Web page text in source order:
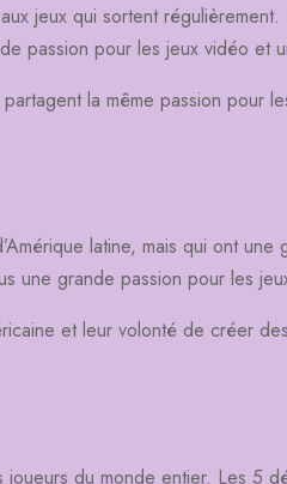
jeux qui sortent
passion pour les jeux vidéo et
la même passion pour
latine, mais qui ont
une grande passion pour les
et leur volonté de créer
du monde entier. Les 5